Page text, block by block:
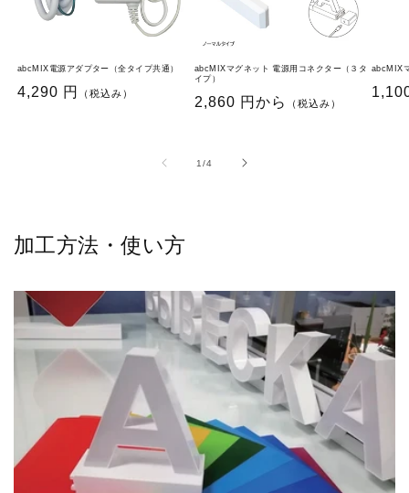
abcMIX電源アダプター（全タイプ共通）
通
4,290 円 （税込み）
abcMIXマグネット 電源用コネクター（３タ
イプ）
通
格
2,860 円から （税込み）
abcMIX
通
1/の4
加工方法・使い方